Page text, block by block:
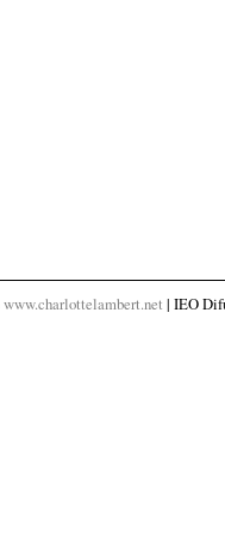
www.charlottelambert.net | IEO